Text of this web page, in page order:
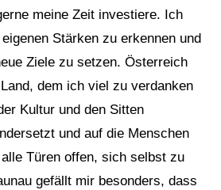
meine Zeit investiere. Ich
Stärken zu erkennen und
Ziele zu setzen. Österreich
dem ich viel zu verdanken
Kultur und den Sitten
und auf die Menschen
Türen offen, sich selbst zu
gefällt mir besonders, dass